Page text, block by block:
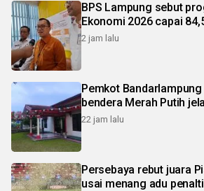
BPS Lampung sebut
Ekonomi 2026 capai
2 jam lalu
Pemkot
bendera Merah Putih
22 jam lalu
Persebaya rebut juara
usai menang adu penalti